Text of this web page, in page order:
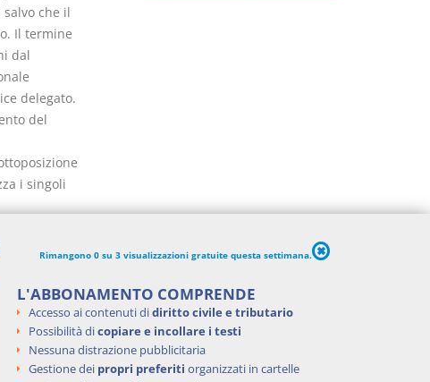
che il
Il termine
dal
delegato.
del
i singoli
Rimangono 0 su 3 visualizzazioni gratuite questa settimana.
L'ABBONAMENTO COMPRENDE
Accesso ai contenuti didiritto civile e tributario
Possibilità dicopiare e incollare i testi
Nessuna distrazione pubblicitaria
Gestione dei propri preferiti organizzati in cartelle